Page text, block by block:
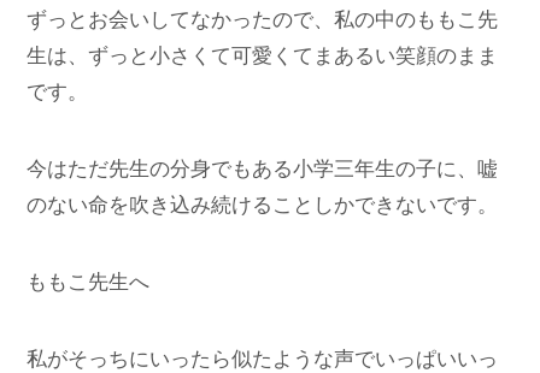
ずっとお会いしてなかったので、私の中のももこ先
生は、ずっと小さくて可愛くてまあるい笑顔のまま
です。
今はただ先生の分身でもある小学三年生の子に、嘘
のない命を吹き込み続けることしかできないです。
ももこ先生へ
私がそっちにいったら似たような声でいっぱいいっ